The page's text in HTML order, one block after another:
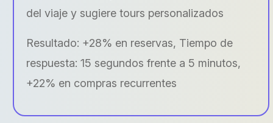
del viaje y sugiere tours personalizados
Resultado: +28% en reservas, Tiempo de
respuesta: 15 segundos frente a 5 minutos,
+22% en compras recurrentes